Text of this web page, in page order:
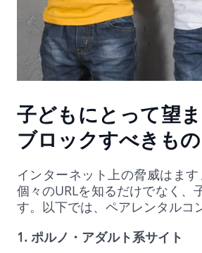
子どもにとって望
ブロックすべきもの
インターネット上の脅威はま
個々のURLを知るだけでなく
す。以下では、ペアレンタルコ
1. ポルノ・アダルト系サイト